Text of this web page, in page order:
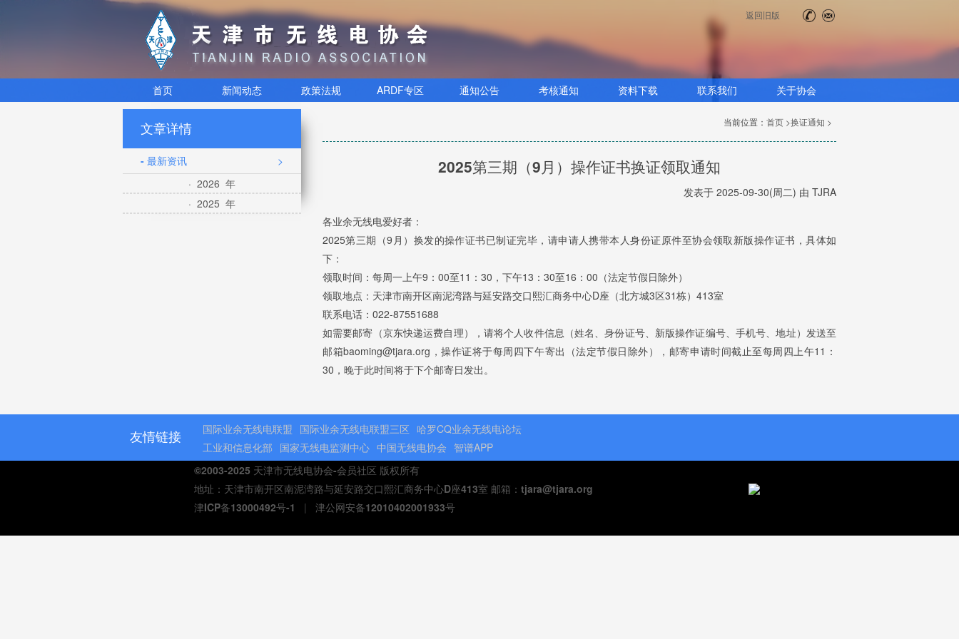
返回旧版
首页 新闻动态 政策法规 ARDF专区 通知公告 考核通知 资料下载 联系我们 关于协会
文章详情
- 最新资讯
>
· 2026 年
· 2025 年
换证通知 >
首页 >
当前位置：
2025第三期（9月）操作证书换证领取通知
发表于 2025-09-30(周二) 由 TJRA
各业余无线电爱好者：
2025第三期（9月）换发的操作证书已制证完毕，请申请人携带本人身份证原件至协会领取新版操作证书，具体如
下：
领取时间：每周一上午9：00至11：30，下午13：30至16：00（法定节假日除外）
领取地点：天津市南开区南泥湾路与延安路交口熙汇商务中心D座（北方城3区31栋）413室
联系电话：022-87551688
如需要邮寄（京东快递运费自理），请将个人收件信息（姓名、身份证号、新版操作证编号、手机号、地址）发送至
邮箱baoming@tjara.org，操作证将于每周四下午寄出（法定节假日除外），邮寄申请时间截止至每周四上午11：
30，晚于此时间将于下个邮寄日发出。
友情链接 国际业余无线电联盟 国际业余无线电联盟三区 哈罗CQ业余无线电论坛
工业和信息化部 国家无线电监测中心 中国无线电协会 智谱APP
©2003-2025 天津市无线电协会-会员社区 版权所有
地址：天津市南开区南泥湾路与延安路交口熙汇商务中心D座413室 邮箱：tjara@tjara.org
津ICP备13000492号-1 | 津公网安备12010402001933号